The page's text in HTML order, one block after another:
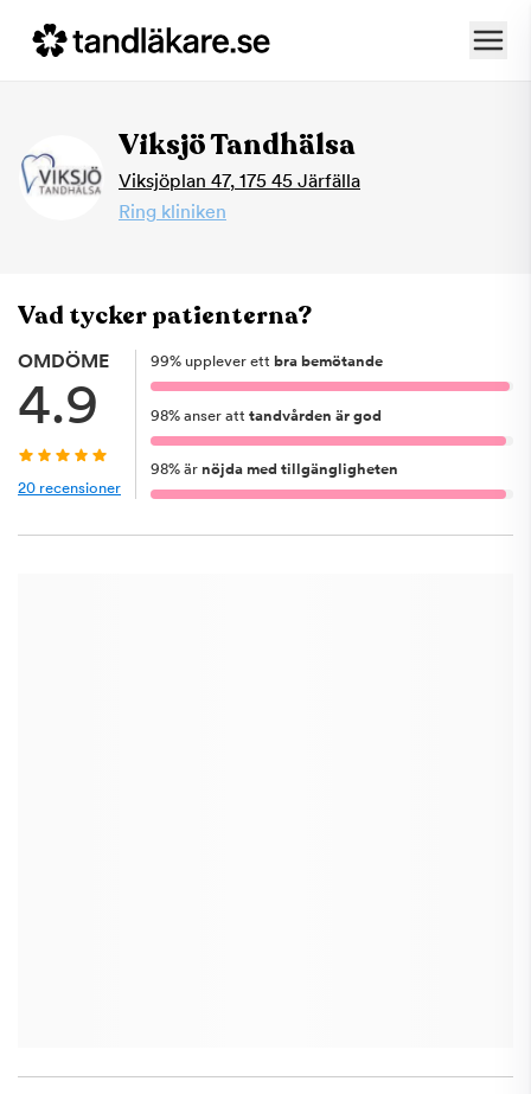
Viksjö Tandhälsa
Viksjöplan 47, 175 45 Järfälla
Ring kliniken
Vad tycker patienterna?
OMDÖME
4.9
20 recensioner
99% upplever ett bra bemötande
98% anser att tandvården är god
98% är nöjda med tillgängligheten